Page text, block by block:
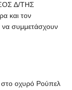
Δ/ΤΗΣ
και τον
να συμμετάσχουν
στο οχυρό Ρούπελ